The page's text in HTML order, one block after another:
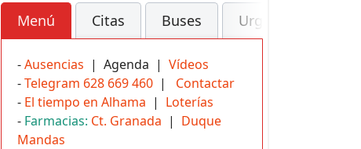
Menú Citas Buses Urgencias
-Ausencias | Agenda | Vídeos
-Telegram 628 669 460 | Contactar
- El tiempo en Alhama | Loterías
- Farmacias: Ct. Granada | Duque
Mandas